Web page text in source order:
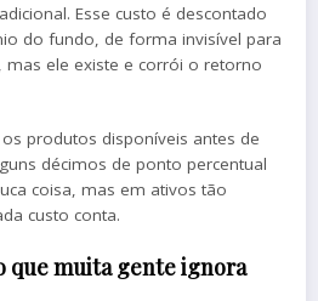
Esse custo é descontado
do fundo, de forma invisível para
mas ele existe e corrói o retorno
produtos disponíveis antes de
décimos de ponto percentual
coisa, mas em ativos tão
custo conta.
que muita gente ignora